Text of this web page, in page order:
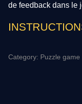
de feedback dans le
Category: Puzzle game